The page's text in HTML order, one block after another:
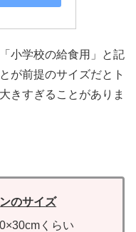
小学校の給食用」と記
が前提のサイズだとト
きすぎることがありま
のサイズ
くらい